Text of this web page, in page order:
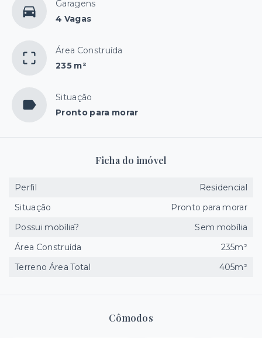
Garagens
4 Vagas
Área Construída
235 m²
Situação
Pronto para morar
Cômodos
Ficha do imóvel
Perfil
Residencial
Situação
Pronto para morar
Possui mobília?
Sem mobília
Área Construída
235m²
Terreno Área Total
405m²